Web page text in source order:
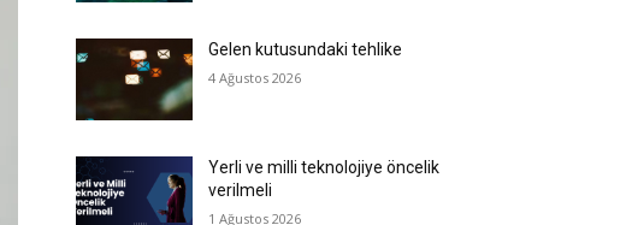
Gelen kutusundaki tehlike
4 Ağustos 2026
Yerli ve milli teknolojiye öncelik
verilmeli
1 Ağustos 2026